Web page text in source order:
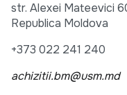
str. Alexei Mateevici
Republica Moldova
+373 022 241 240
achizitii.bm@usm.md